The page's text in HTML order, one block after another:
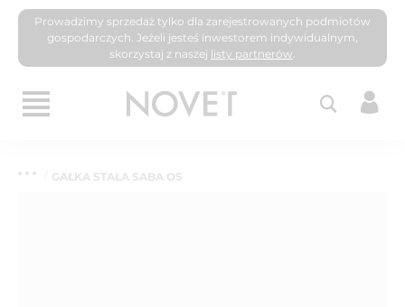
Prowadzimy sprzedaż tylko dla zarejestrowanych podmiotów
gospodarczych. Jeżeli jesteś inwestorem indywidualnym,
skorzystaj z naszej listy partnerów.
GAŁKA STAŁA SABA OS